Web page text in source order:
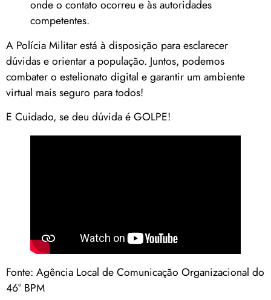
onde o contato ocorreu e às autoridades
competentes.
A Polícia Militar está à disposição para esclarecer
dúvidas e orientar a população. Juntos, podemos
combater o estelionato digital e garantir um ambiente
virtual mais seguro para todos!
E Cuidado, se deu dúvida é GOLPE!
Fonte: Agência Local de Comunicação Organizacional do
46° BPM